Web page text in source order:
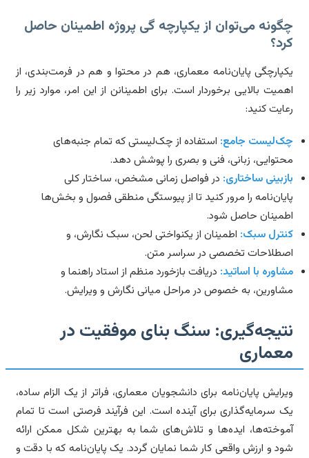
می‌توان از یکپارچه گی پروژه اطمینان حاصل
پایان‌نامه معماری، هم در محتوا و هم در فرمت‌بندی، از
بالایی برخوردار است. برای اطمینانن از این امر، موارد زیر را
کنید:
جامع:استفاده از چک‌لیستی که تمام جنبه‌های
زبانی، فنی و بصری را پوشش دهد.
ساختاری:در فواصل زمانی مشخص، ساختار کلی
را مرور کنید تا از پیوستگی منطقی فصول و بخش‌ها
حاصل شود.
سبک:اطمینان از یکنواختی لحن، سبک نگارش، و
تخصصی در سراسر متن.
با اساتید:دریافت بازخورد منظم از استاد راهنما و
به خصوص در مراحل میانی نگارش و ویرایش.
سنگ بنای موفقیت در
پایان‌نامه برای دانشجویان معماری، فراتر از یک الزام ساده،
سرمایه‌گذاری برای آینده است. این فرآیند فرصتی است تا تمام
ایده‌ها و تلاش‌های شما به بهترین شکل ممکن ارائه
و ارزش واقعی کار شما نمایان گردد. یک پایان‌نامه که با دقت و